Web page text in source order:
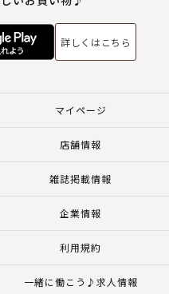
詳しくはこちら
マイページ
店舗情報
雑誌掲載情報
企業情報
利用規約
一緒に働こう♪求人情報